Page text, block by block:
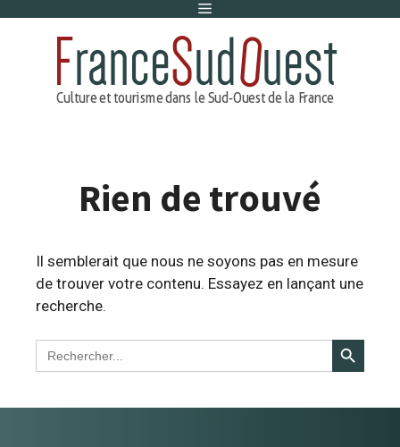
Menu
Rien de trouvé
Il semblerait que nous ne soyons pas en mesure
de trouver votre contenu. Essayez en lançant une
recherche.
Search
for:
Search Button